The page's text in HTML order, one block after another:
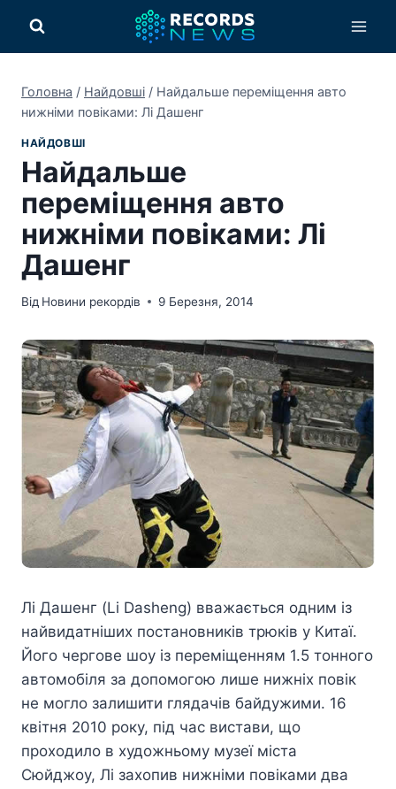
вмісту
Головна / Найдовші / Найдальше переміщення авто
нижніми повіками: Лі Дашенг
НАЙДОВШІ
Найдальше
переміщення авто
нижніми повіками: Лі
Дашенг
Від Новини рекордів 9 Березня, 2014
Лі Дашенг (Li Dasheng) вважається одним із
найвидатніших постановників трюків у Китаї.
Його чергове шоу із переміщенням 1.5 тонного
автомобіля за допомогою лише нижніх повік
не могло залишити глядачів байдужими. 16
квітня 2010 року, під час вистави, що
проходило в художньому музеї міста
Сюйджоу, Лі захопив нижніми повіками два